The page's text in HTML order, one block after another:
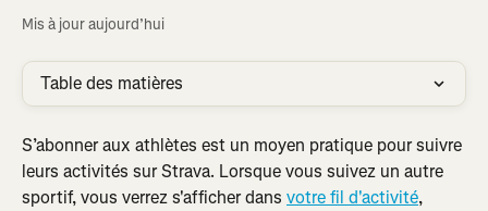
Mis à jour aujourd’hui
Table des matières
S’abonner aux athlètes est un moyen pratique pour suivre
leurs activités sur Strava. Lorsque vous suivez un autre
sportif, vous verrez s'afficher dans votre fil d'activité,